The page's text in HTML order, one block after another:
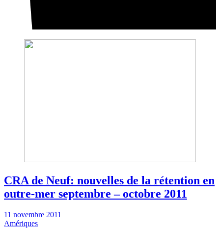
CRA de Neuf: nouvelles de la rétention en
outre-mer septembre – octobre 2011
11 novembre 2011
Amériques